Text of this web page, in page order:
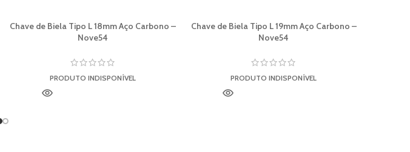
Chave de Biela Tipo L 18mm Aço Carbono –
Nove54
PRODUTO INDISPONÍVEL
Chave de Biela Tipo L 19mm Aço Carbono –
Nove54
PRODUTO INDISPONÍVEL